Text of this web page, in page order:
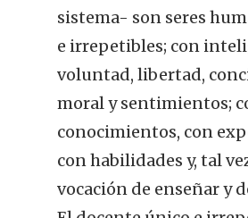
sistema- son seres
e irrepetibles; con
voluntad, libertad,
moral y sentimientos;
conocimientos, con
con habilidades y, tal
vocación de enseñar y